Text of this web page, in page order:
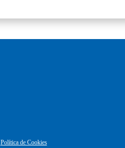
Política de Cookies